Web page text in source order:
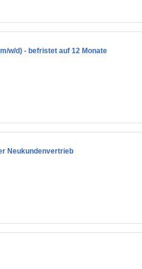
w/d) - befristet auf 12 Monate
Neukundenvertrieb